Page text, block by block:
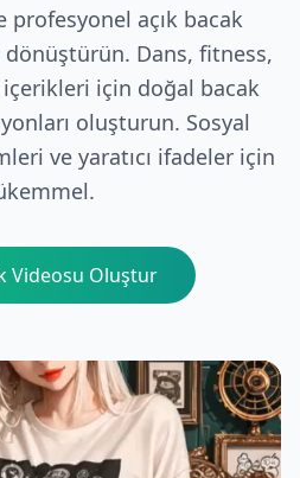
profesyonel açık bacak
dönüştürün. Dans, fitness,
için doğal bacak
oluşturun. Sosyal
ve yaratıcı ifadeler için
Videosu Oluştur